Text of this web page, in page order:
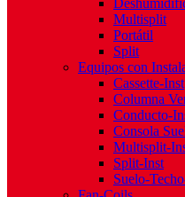
Multisplit
Portátil
Split
Equipos con
Cassette-Inst
Columna
Conducto-
Consola
Multisplit-
Split-Inst
Suelo-